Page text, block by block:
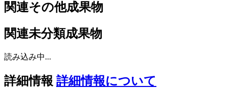
関連その他成果物
関連未分類成果物
読み込み中...
詳細情報 詳細情報について